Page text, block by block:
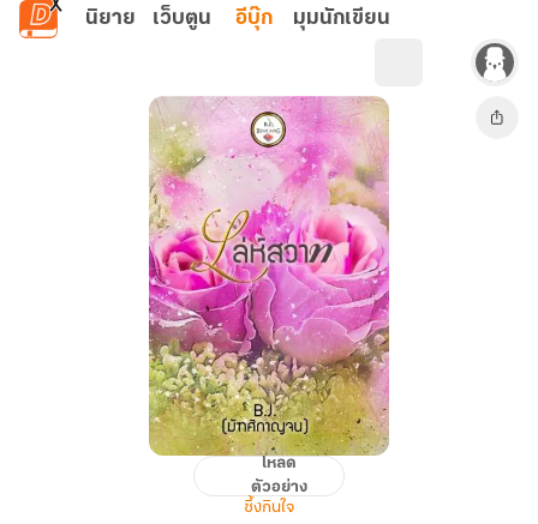
ข้ามไปยังเนื้อหาหลัก
นิยาย เว็บตูน อีบุ๊ก มุมนักเขียน
โหลด
ตัวอย่าง
ซึ้งกินใจ